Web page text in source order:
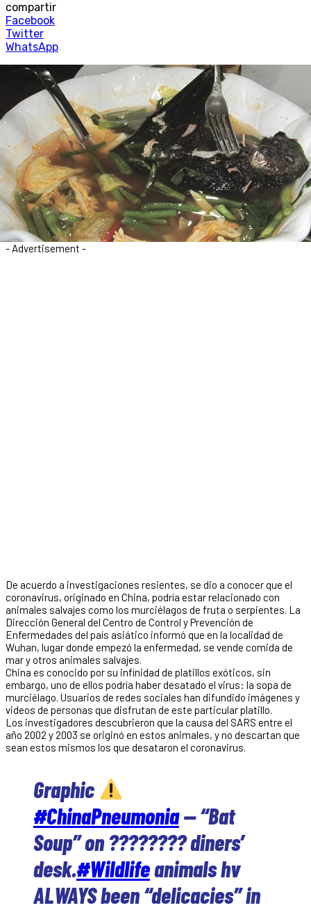
compartir
Facebook
Twitter
WhatsApp
- Advertisement -
De acuerdo a investigaciones resientes, se dio a conocer que el
coronavirus, originado en China, podría estar relacionado con
animales salvajes como los murciélagos de fruta o serpientes. La
Dirección General del Centro de Control y Prevención de
Enfermedades del país asiático informó que en la localidad de
Wuhan, lugar donde empezó la enfermedad, se vende comida de
mar y otros animales salvajes.
China es conocido por su infinidad de platillos exóticos, sin
embargo, uno de ellos podría haber desatado el virus: la sopa de
murciélago. Usuarios de redes sociales han difundido imágenes y
videos de personas que disfrutan de este particular platillo.
Los investigadores descubrieron que la causa del SARS entre el
año 2002 y 2003 se originó en estos animales, y no descartan que
sean estos mismos los que desataron el coronavirus.
Graphic
#ChinaPneumonia— “Bat
Soup” on ???????? diners’
desk.#Wildlifeanimals hv
ALWAYS been “delicacies” in